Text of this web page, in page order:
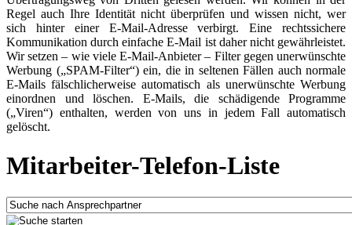
Regel auch Ihre Identität nicht überprüfen und wissen nicht, wer
sich hinter einer E-Mail-Adresse verbirgt. Eine rechtssichere
Kommunikation durch einfache E-Mail ist daher nicht gewährleistet.
Wir setzen – wie viele E-Mail-Anbieter – Filter gegen unerwünschte
Werbung („SPAM-Filter“) ein, die in seltenen Fällen auch normale
E-Mails fälschlicherweise automatisch als unerwünschte Werbung
einordnen und löschen. E-Mails, die schädigende Programme
(„Viren“) enthalten, werden von uns in jedem Fall automatisch
gelöscht.
Mitarbeiter-Telefon-Liste